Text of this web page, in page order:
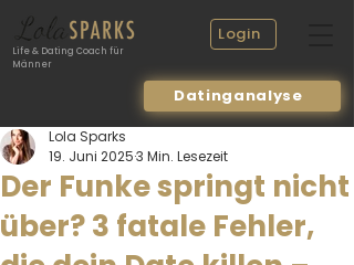
Datinganalyse
Life & Dating Coach für
Männer
Login
Der Funke springt nicht
über? 3 fatale Fehler,
Lola Sparks
19. Juni 20253 Min. Lesezeit